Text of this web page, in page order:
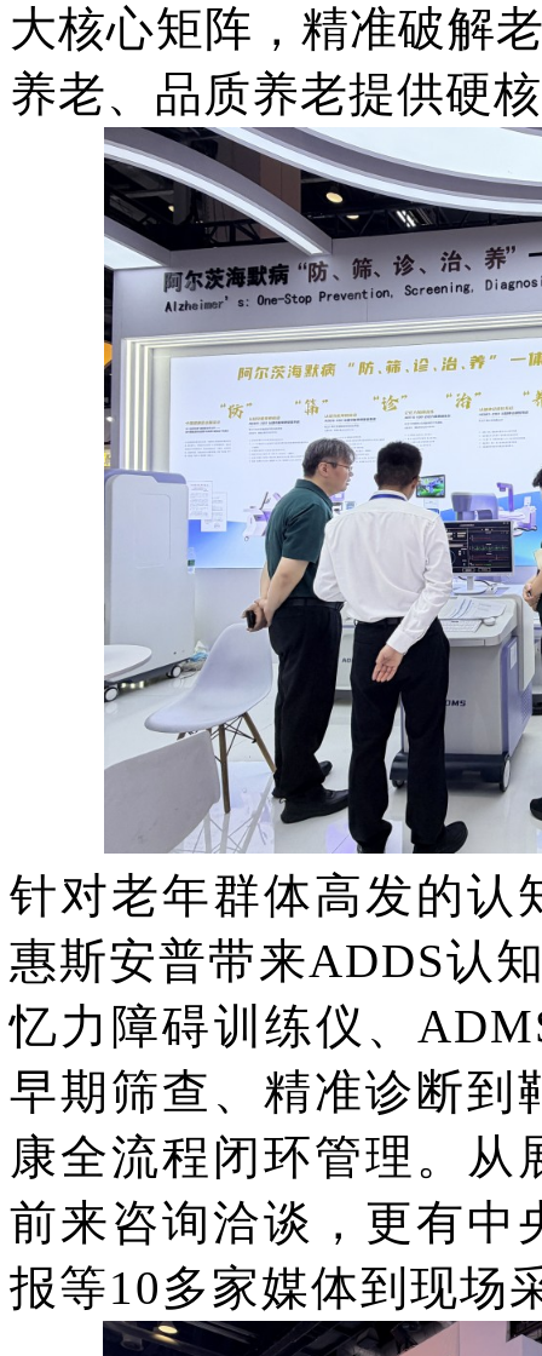
大核心矩阵，精准破解
养老、品质养老提供硬
针对老年群体高发的认
惠斯安普带来ADDS认
忆力障碍训练仪、
早期筛查、精准诊断到
康全流程闭环管理。从
前来咨询洽谈，更有中
报等10多家媒体到现场